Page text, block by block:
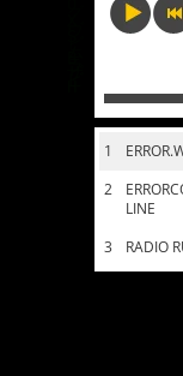
1
2
LINE
3
RADIO